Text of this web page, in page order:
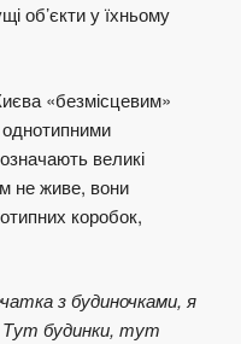
об’єкти у їхньому
«безмісцевим»
великі
не живе, вони
коробок,
з будиночками, я
будинки, тут